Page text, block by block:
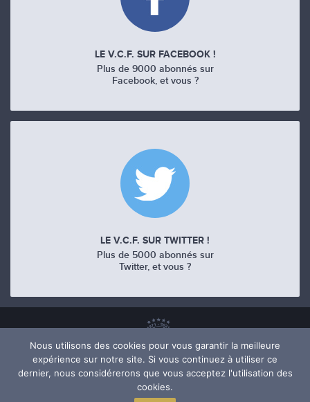
LE V.C.F. SUR FACEBOOK !
Plus de 9000 abonnés sur
Facebook, et vous ?
LE V.C.F. SUR TWITTER !
Plus de 5000 abonnés sur
Twitter, et vous ?
Nous utilisons des cookies pour vous garantir la meilleure
expérience sur notre site. Si vous continuez à utiliser ce
dernier, nous considérerons que vous acceptez l'utilisation des
cookies.